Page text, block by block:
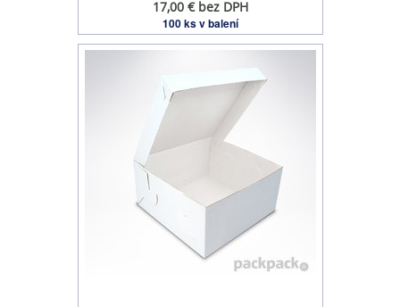
oblasti sociálnych médií, inzercie a analýzy. Títo partneri
môžu príslušné informácie skombinovať s ďalšími
údajmi, ktoré ste im poskytli alebo ktoré od vás získali,
17,00 € bez DPH
100 ks v balení